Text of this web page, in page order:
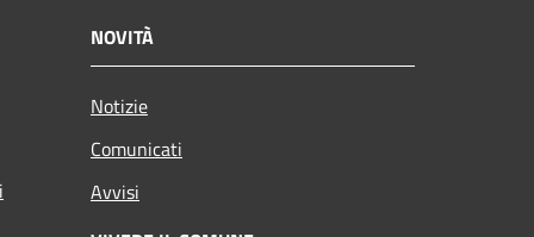
NOVITÀ
Notizie
Comunicati
Avvisi